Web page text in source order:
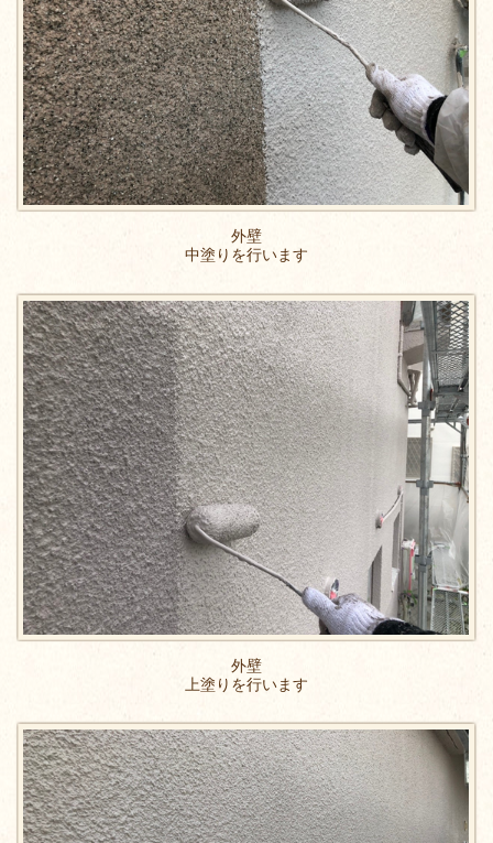
外壁
中塗りを行います
外壁
上塗りを行います